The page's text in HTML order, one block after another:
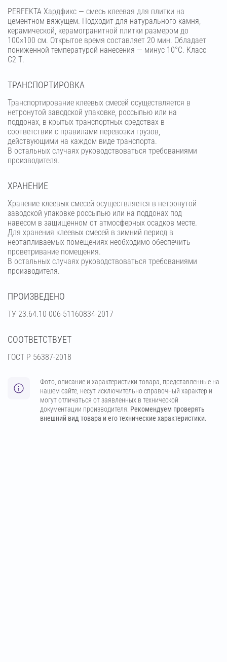
PERFEKTA Хардфикс — смесь клеевая для плитки на
цементном вяжущем. Подходит для натурального камня,
керамической, керамогранитной плитки размером до
100×100 см. Открытое время составляет 20 мин. Обладает
пониженной температурой нанесения — минус 10°С. Класс
C2 Т.
ТРАНСПОРТИРОВКА
Транспортирование клеевых смесей осуществляется в
нетронутой заводской упаковке, россыпью или на
поддонах, в крытых транспортных средствах в
соответствии с правилами перевозки грузов,
действующими на каждом виде транспорта.
В остальных случаях руководствоваться требованиями
производителя.
ХРАНЕНИЕ
Хранение клеевых смесей осуществляется в нетронутой
заводской упаковке россыпью или на поддонах под
навесом в защищенном от атмосферных осадков месте.
Для хранения клеевых смесей в зимний период в
неотапливаемых помещениях необходимо обеспечить
проветривание помещения.
В остальных случаях руководствоваться требованиями
производителя.
ПРОИЗВЕДЕНО
ТУ 23.64.10-006-51160834-2017
СООТВЕТСТВУЕТ
ГОСТ Р 56387-2018
Фото, описание и характеристики товара, представленные на
нашем сайте, несут исключительно справочный характер и
могут отличаться от заявленных в технической
документации производителя. Рекомендуем проверять
внешний вид товара и его технические характеристики.